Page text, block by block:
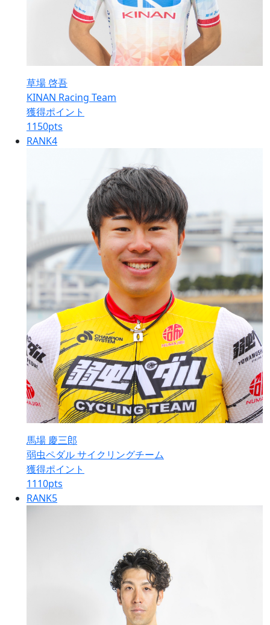
草場 啓吾
KINAN Racing Team
獲得ポイント
1150pts
RANK4
馬場 慶三郎
弱虫ペダル サイクリングチーム
獲得ポイント
1110pts
RANK5